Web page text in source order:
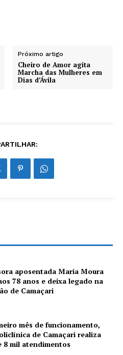
Próximo artigo
Cheiro de Amor agita
Marcha das Mulheres em
Dias d’Ávila
aposentada Maria Moura
78 anos e deixa legado na
de Camaçari
mês de funcionamento,
de Camaçari realiza
8 mil atendimentos